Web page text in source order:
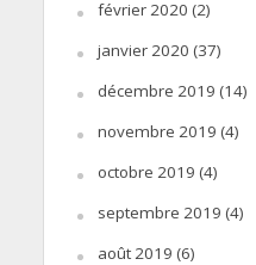
février 2020 (2)
janvier 2020 (37)
décembre 2019 (14)
novembre 2019 (4)
octobre 2019 (4)
septembre 2019 (4)
août 2019 (6)